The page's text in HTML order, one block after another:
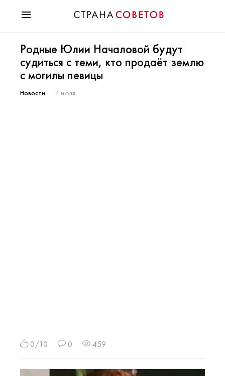
Мода
Звезды
Гороскопы
Здоровье
Родные Юлии Началовой будут
судиться с теми, кто продаёт землю
с могилы певицы
Новости 4 июля
0/10 0 459